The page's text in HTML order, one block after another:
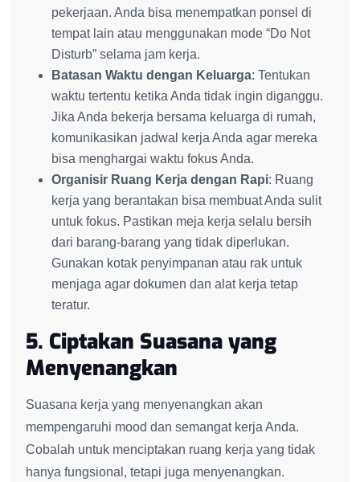
pekerjaan. Anda bisa menempatkan ponsel di
tempat lain atau menggunakan mode “Do Not
Disturb” selama jam kerja.
Batasan Waktu dengan Keluarga: Tentukan
waktu tertentu ketika Anda tidak ingin diganggu.
Jika Anda bekerja bersama keluarga di rumah,
komunikasikan jadwal kerja Anda agar mereka
bisa menghargai waktu fokus Anda.
Organisir Ruang Kerja dengan Rapi: Ruang
kerja yang berantakan bisa membuat Anda sulit
untuk fokus. Pastikan meja kerja selalu bersih
dari barang-barang yang tidak diperlukan.
Gunakan kotak penyimpanan atau rak untuk
menjaga agar dokumen dan alat kerja tetap
teratur.
5. Ciptakan Suasana yang
Menyenangkan
Suasana kerja yang menyenangkan akan
mempengaruhi mood dan semangat kerja Anda.
Cobalah untuk menciptakan ruang kerja yang tidak
hanya fungsional, tetapi juga menyenangkan.